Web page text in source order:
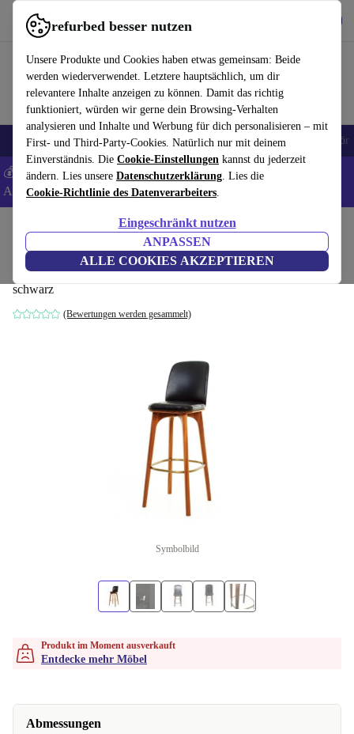
refurbed besser nutzen
Unsere Produkte und Cookies haben etwas gemeinsam: Beide
werden wiederverwendet. Letztere hauptsächlich, um dir
relevantere Inhalte anzeigen zu können. Damit das richtig
funktioniert, würden wir gerne dein Browsing-Verhalten
analysieren und Inhalte und Werbung für dich personalisieren – mit
First- und Third-Party-Cookies. Natürlich nur mit deinem
Einverständnis. Die Cookie-Einstellungen kannst du jederzeit
ändern. Lies unsere Datenschutzerklärung. Lies die
Cookie-Richtlinie des Datenverarbeiters.
Eingeschränkt nutzen
ANPASSEN
ALLE COOKIES AKZEPTIEREN
refurbed schnell und einfach nutzen
🎒 Back to school Handys Laptops Tablets Smartwatches Zubehör
💰 Extra -8% auf Samsung- und Google-Smartphones - Code:
ANDROID8 -AGB
Haushalt Möbel
Utility SH760 Barstuhl Walnuss
schwarz
(Bewertungen werden gesammelt)
Symbolbild
Produkt im Moment ausverkauft
Entdecke mehr Möbel
Abmessungen